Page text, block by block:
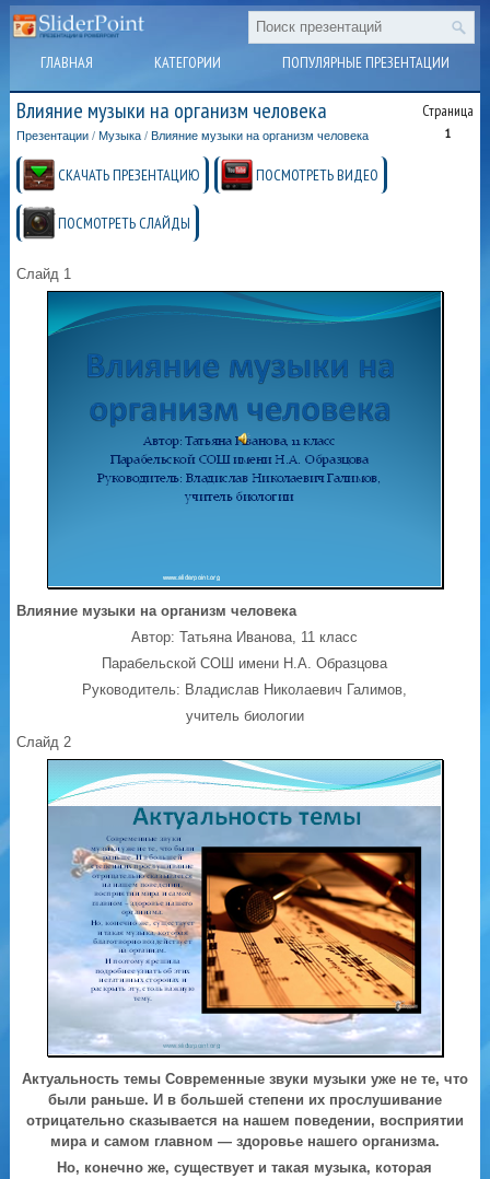
ГЛАВНАЯ КАТЕГОРИИ ПОПУЛЯРНЫЕ ПРЕЗЕНТАЦИИ
Влияние музыки на организм человека Страница
1
Презентации / Музыка / Влияние музыки на организм человека
СКАЧАТЬ ПРЕЗЕНТАЦИЮ ПОСМОТРЕТЬ ВИДЕО
ПОСМОТРЕТЬ СЛАЙДЫ
Слайд 1
Влияние музыки на организм человека
Автор: Татьяна Иванова, 11 класс
Парабельской СОШ имени Н.А. Образцова
Руководитель: Владислав Николаевич Галимов,
учитель биологии
Слайд 2
Актуальность темы Современные звуки музыки уже не те, что
были раньше. И в большей степени их прослушивание
отрицательно сказывается на нашем поведении, восприятии
мира и самом главном — здоровье нашего организма.
Но, конечно же, существует и такая музыка, которая